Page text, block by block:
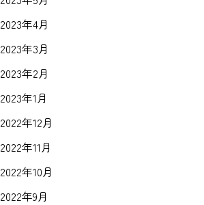
2023年4月
2023年3月
2023年2月
2023年1月
2022年12月
2022年11月
2022年10月
2022年9月